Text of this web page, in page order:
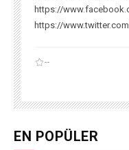
https://
https://
--
EN POPÜLER